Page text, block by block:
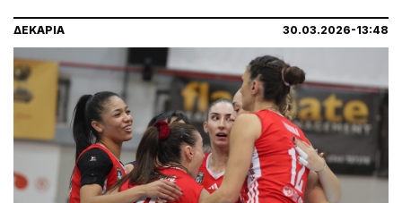
ΔΕΚΑΡΙΑ 30.03.2026-13:48